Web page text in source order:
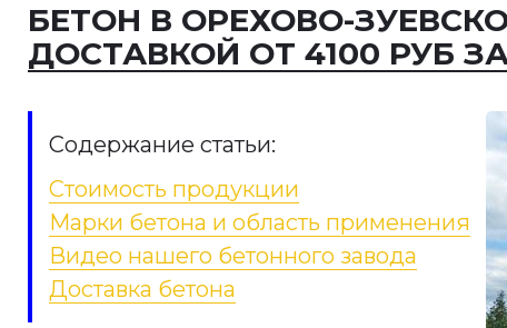
БЕТОН В ОРЕХОВО-
ДОСТАВКОЙ ОТ 4100 РУБ
Содержание статьи:
Стоимость продукции
Марки бетона и область применения
Видео нашего бетонного завода
Доставка бетона